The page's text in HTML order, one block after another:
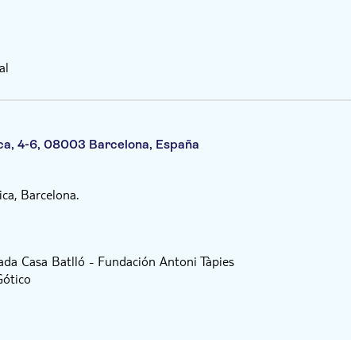
4-6, 08003 Barcelona, España
Barcelona.
Casa Batlló - Fundación Antoni Tàpies